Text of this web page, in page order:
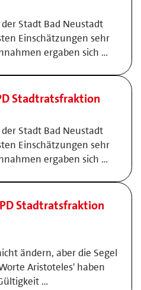
Stadt Bad Neustadt
Einschätzungen sehr
ergaben sich …
Stadtratsfraktion
Stadt Bad Neustadt
Einschätzungen sehr
ergaben sich …
Stadtratsfraktion
ändern, aber die Segel
Aristoteles' haben
…